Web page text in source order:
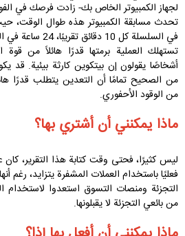
لجهاز الكمبيوتر الخاص بك- زادت فرصك في
تحدث مسابقة الكمبيوتر هذه طوال الوقت،
في السلسلة كل 10 دقائق تقريبًا، 24 ساعة في اليوم، سبعة أيام في الأسبوع.
تستهلك العملية برمتها قدرًا هائلاً من
أشخاصًا يقولون إن بيتكوين كارثة بيئية. قد
من الصحيح تمامًا أن التعدين يتطلب قدرًا
من الوقود الأحفوري.
ماذا يمكنني أن أشتري بها؟
ليس كثيرًا، فحتى وقت كتابة هذا التقرير، كان
فعليًا باستخدام العملات المشفرة يتزايد، رغم
التجزئة ومنصات التسوق استعدوا لاستخدام
من بائعي التجزئة لا يقبلونها.